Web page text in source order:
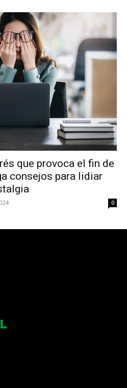
que provoca el fin de
consejos para lidiar
0